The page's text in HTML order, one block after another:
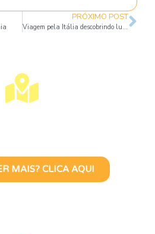
PRÓXIMO POST
Viagem pela Itália descobrindo lugares inusitados
MAIS? CLICA AQUI